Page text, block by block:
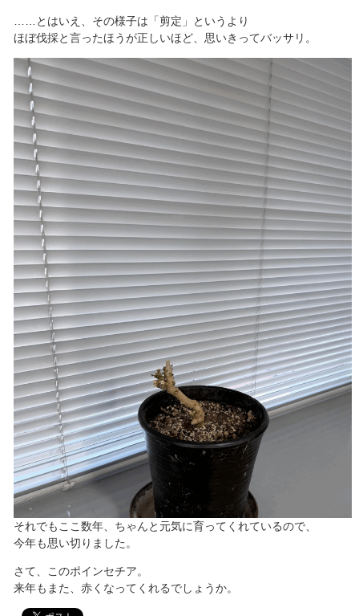
……とはいえ、その様子は「剪定」というより
ほぼ伐採と言ったほうが正しいほど、思いきってバッサリ。
それでもここ数年、ちゃんと元気に育ってくれているので、
今年も思い切りました。
さて、このポインセチア。
来年もまた、赤くなってくれるでしょうか。